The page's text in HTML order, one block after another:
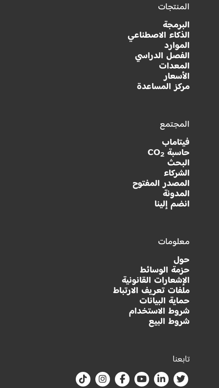
المنتجات
البرمجة
الذكاء الاصطناعي
الموارد
الفصل الدراسي
المعدات
الأسعار
مركز المساعدة
المجتمع
فيتاماب
حاسبة CO 2
البحث
الشركاء
المصدر المفتوح
المدونة
انضم إلينا
معلومات
حول
حزمة الوسائط
الإشعارات القانونية
ملفات تعريف الارتباط
حماية البيانات
شروط الاستخدام
شروط البيع
تابعنا